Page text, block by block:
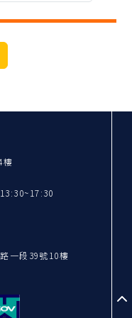
樓
一段39號10樓
至